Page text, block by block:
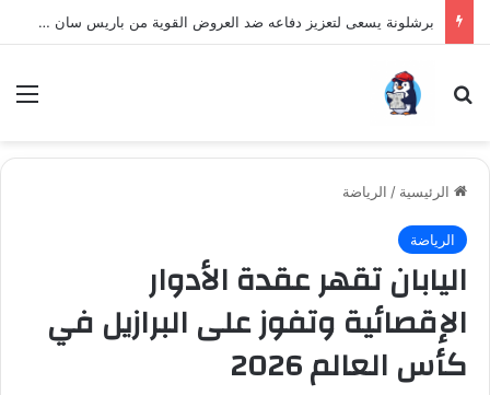
برشلونة يسعى لتعزيز دفاعه ضد العروض القوية من باريس سان جيرمان لنجم الأرجنتين
بحث عن
الرئيسية / الرياضة
الرياضة
اليابان تقهر عقدة الأدوار
الإقصائية وتفوز على البرازيل في
كأس العالم 2026